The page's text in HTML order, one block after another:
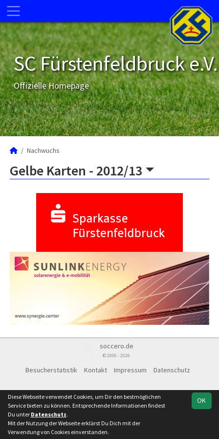
SC Fürstenfeldbruck e.V.
Offizielle Homepage
Nachwuchs
Gelbe Karten - 2012/13
soccero.de
© 2006 - 2026
Besucherstatistik Kontakt Impressum Datenschutz
OK
Diese Webseite verwendet Cookies, um Dir den bestmöglichen
Service bieten zu können. Entsprechende Informationen findest
Du unter Datenschutz.
Mit der Nutzung der Webseite erklärst Du Dich mit der
Verwendung von Cookies einverstanden.